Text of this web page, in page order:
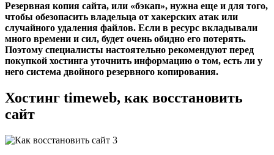
Резервная копия сайта, или «бэкап», нужна еще и для того,
чтобы обезопасить владельца от хакерских атак или
случайного удаления файлов. Если в ресурс вкладывали
много времени и сил, будет очень обидно его потерять.
Поэтому специалисты настоятельно рекомендуют перед
покупкой хостинга уточнить информацию о том, есть ли у
него система двойного резервного копирования.
Хостинг timeweb, как восстановить
сайт